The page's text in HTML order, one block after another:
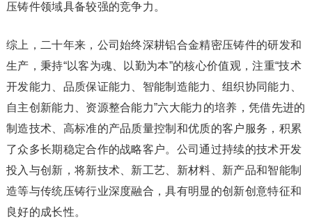
压铸件领域具备较强的竞争力。
综上，二十年来，公司始终深耕铝合金精密压铸件的研发和
生产，秉持“以客为魂、以勤为本”的核心价值观，注重“技术
开发能力、品质保证能力、智能制造能力、组织协同能力、
自主创新能力、资源整合能力”六大能力的培养，凭借先进的
制造技术、高标准的产品质量控制和优质的客户服务，积累
了众多长期稳定合作的战略客户。公司通过持续的技术开发
投入与创新，将新技术、新工艺、新材料、新产品和智能制
造等与传统压铸行业深度融合，具有明显的创新创意特征和
良好的成长性。